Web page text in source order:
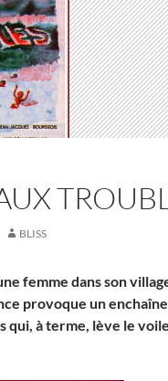
BLISS
femme dans son
provoque un
qui, à terme, lève le